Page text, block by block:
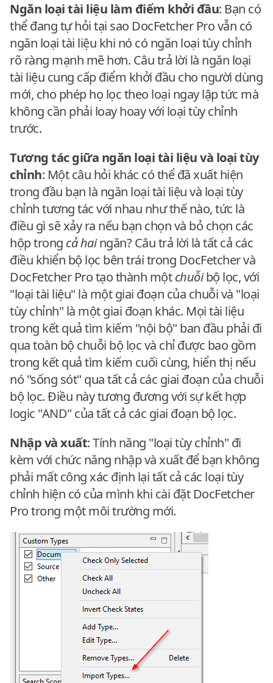
Ngăn loại tài liệu làm điểm khởi đầu: Bạn có
thể đang tự hỏi tại sao DocFetcher Pro vẫn có
ngăn loại tài liệu khi nó có ngăn loại tùy chỉnh
rõ ràng mạnh mẽ hơn. Câu trả lời là ngăn loại
tài liệu cung cấp điểm khởi đầu cho người dùng
mới, cho phép họ lọc theo loại ngay lập tức mà
không cần phải loay hoay với loại tùy chỉnh
trước.
Tương tác giữa ngăn loại tài liệu và loại tùy
chỉnh: Một câu hỏi khác có thể đã xuất hiện
trong đầu bạn là ngăn loại tài liệu và loại tùy
chỉnh tương tác với nhau như thế nào, tức là
điều gì sẽ xảy ra nếu bạn chọn và bỏ chọn các
hộp trong cả haingăn? Câu trả lời là tất cả các
điều khiển bộ lọc bên trái trong DocFetcher và
DocFetcher Pro tạo thành mộtchuỗibộ lọc, với
"loại tài liệu" là một giai đoạn của chuỗi và "loại
tùy chỉnh" là một giai đoạn khác. Mọi tài liệu
trong kết quả tìm kiếm "nội bộ" ban đầu phải đi
qua toàn bộ chuỗi bộ lọc và chỉ được bao gồm
trong kết quả tìm kiếm cuối cùng, hiển thị nếu
nó "sống sót" qua tất cả các giai đoạn của chuỗi
bộ lọc. Điều này tương đương với sự kết hợp
logic "AND" của tất cả các giai đoạn bộ lọc.
Nhập và xuất: Tính năng "loại tùy chỉnh" đi
kèm với chức năng nhập và xuất để bạn không
phải mất công xác định lại tất cả các loại tùy
chỉnh hiện có của mình khi cài đặt DocFetcher
Pro trong một môi trường mới.